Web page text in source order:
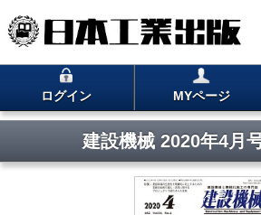
ログイン MYページ
建設機械 2020年4月